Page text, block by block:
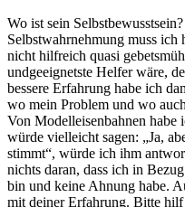
Wo ist sein
Selbstwahrnehmung muss ich
nicht hilfreich quasi
undgeeignetste Helfer wäre,
bessere Erfahrung habe ich
wo mein Problem und wo
Von Modelleisenbahnen
würde vielleicht sagen: „Ja,
stimmt“, würde ich ihm
nichts daran, dass ich in
bin und keine Ahnung habe.
mit deiner Erfahrung. Bitte